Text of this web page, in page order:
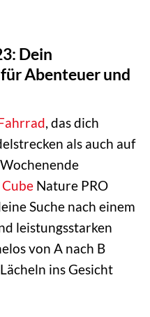
Dein
Abenteuer und
, das dich
als auch auf
Cube Nature PRO
Suche nach einem
leistungsstarken
von A nach B
ins Gesicht